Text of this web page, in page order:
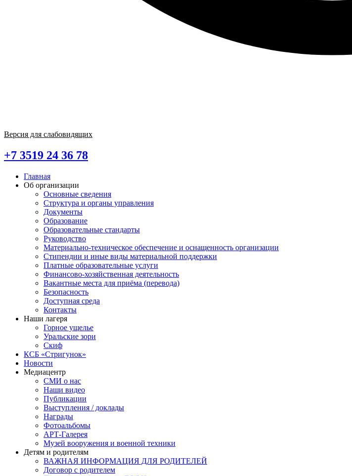
Версия для слабовидящих
+7 3519 24 36 78
Главная
Об организации
Основные сведения
Структура и органы управления
Документы
Образование
Образовательные стандарты
Руководство
Материально-техническое обеспечение и оснащенность организации
Стипендии и иные виды материальной поддержки
Платные образовательные услуги
Финансово-хозяйственная деятельность
Вакантные места для приёма (перевода)
Безопасность
Доступная среда
Контакты
Наши лагеря
Горное ущелье
Уральские зори
Скиф
КСБ «Стригунок»
Новости
Медиацентр
СМИ о нас
Наши видео
Публикации
Выступления / доклады
Награды
Фотоальбомы
АРТ-Галерея
Музей вооружения и военной техники
Детям и родителям
ВАЖНАЯ ИНФОРМАЦИЯ ДЛЯ РОДИТЕЛЕЙ
Договор с родителем